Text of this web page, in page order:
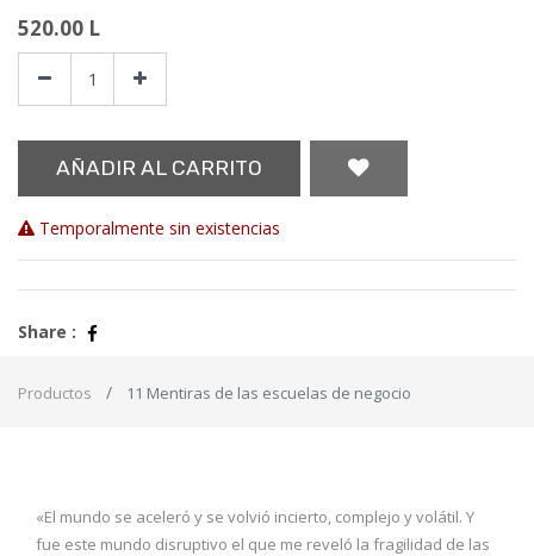
520.00 L
AÑADIR AL CARRITO
Temporalmente sin existencias
Share :
Productos 11 Mentiras de las escuelas de negocio
«El mundo se aceleró y se volvió incierto, complejo y volátil. Y
fue este mundo disruptivo el que me reveló la fragilidad de las